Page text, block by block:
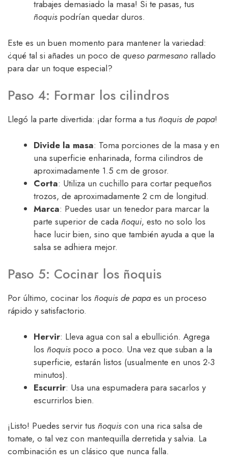
trabajes demasiado la masa! Si te pasas, tus
ñoquis podrían quedar duros.
Este es un buen momento para mantener la variedad:
¿qué tal si añades un poco de queso parmesano rallado
para dar un toque especial?
Paso 4: Formar los cilindros
Llegó la parte divertida: ¡dar forma a tus ñoquis de papa!
Divide la masa: Toma porciones de la masa y en
una superficie enharinada, forma cilindros de
aproximadamente 1.5 cm de grosor.
Corta: Utiliza un cuchillo para cortar pequeños
trozos, de aproximadamente 2 cm de longitud.
Marca: Puedes usar un tenedor para marcar la
parte superior de cada ñoqui, esto no solo los
hace lucir bien, sino que también ayuda a que la
salsa se adhiera mejor.
Paso 5: Cocinar los ñoquis
Por último, cocinar los ñoquis de papa es un proceso
rápido y satisfactorio.
Hervir: Lleva agua con sal a ebullición. Agrega
los ñoquis poco a poco. Una vez que suban a la
superficie, estarán listos (usualmente en unos 2-3
minutos).
Escurrir: Usa una espumadera para sacarlos y
escurrirlos bien.
¡Listo! Puedes servir tus ñoquis con una rica salsa de
tomate, o tal vez con mantequilla derretida y salvia. La
combinación es un clásico que nunca falla.